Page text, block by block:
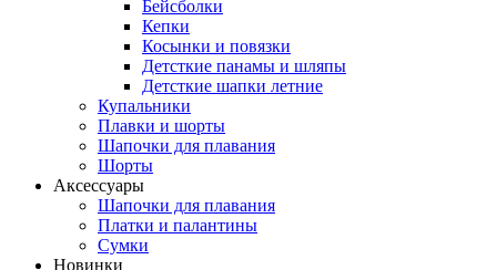
Бейсболки
Кепки
Косынки и повязки
Детсткие панамы и шляпы
Детсткие шапки летние
Купальники
Плавки и шорты
Шапочки для плавания
Шорты
Аксессуары
Шапочки для плавания
Платки и палантины
Сумки
Новинки